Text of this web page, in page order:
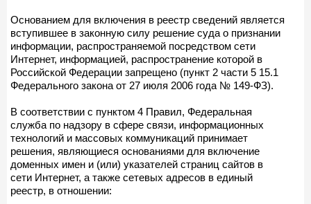
Основанием для включения в реестр сведений является
вступившее в законную силу решение суда о признании
информации, распространяемой посредством сети
Интернет, информацией, распространение которой в
Российской Федерации запрещено (пункт 2 части 5 15.1
Федерального закона от 27 июля 2006 года № 149-ФЗ).
В соответствии с пунктом 4 Правил, Федеральная
служба по надзору в сфере связи, информационных
технологий и массовых коммуникаций принимает
решения, являющиеся основаниями для включение
доменных имен и (или) указателей страниц сайтов в
сети Интернет, а также сетевых адресов в единый
реестр, в отношении: